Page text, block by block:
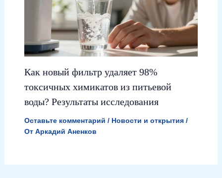
Как новый фильтр удаляет 98%
токсичных химикатов из питьевой
воды? Результаты исследования
Оставьте комментарий / Новости и открытия/
От Аркадий Аненков